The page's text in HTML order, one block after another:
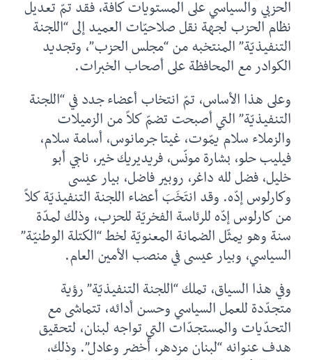
الحزبي والسياسي على المستويات كافة، فقد تمّ تعديل
نظام الحزب لجهة نقل صلاحيّات العميد إلى “اللجنة
التنفيذيّة” المنتخبه من “مجلس الحزب”، وتجديد
الكوادر مع المحافظة على أصحاب الخبرات.
وعلى هذا الأساس، تمّ انتخاب أعضاء جدد في “اللجنة
التنفيذيّة” التي أصبحت تضمّ كلاً من الزميلات
والزملاء سلام يمّوت، غيتا جرمانوس، أسامة سلام،
فيليب حلو، بشارة مونّس، فريديريك خير، ناجي أبو
خليل، فضل لله داغر، روبير فاضل، بيار عيسى
وكارلوس إدّه. وقد انتَخَبَ أعضاء اللجنة التنفيذيّة كلاً
من كارلوس إدّه للرئاسة الفخريّة للحزب، وذلك لمدّة
سنة وهو يمثّل الضمانة المعنويّة لخط “الكتلة الوطنيّة”
السياسي، وبيار عيسى في منصب الأمين العام.
وفي هذا السياق، تملك “اللجنة التنفيذيّة” رؤية
متجدّدة للعمل السياسي وحسن أدائه، تتماشى مع
التحدّيات والمستجدّات التي تواجه لبنان، لتحقيق
هدف عنوانه “لبنان مزدهر، أخضر وعادل”. وذلك،